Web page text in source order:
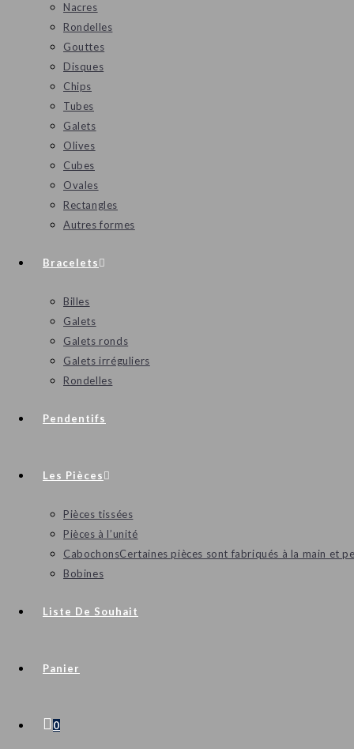
Nacres
Rondelles
Gouttes
Disques
Chips
Tubes
Galets
Olives
Cubes
Ovales
Rectangles
Autres formes
Bracelets
Billes
Galets
Galets ronds
Galets irréguliers
Rondelles
Pendentifs
Les Pièces
Pièces tissées
Pièces à l’unité
CabochonsCertaines pièces sont fabriqués à la main et
Bobines
Liste De Souhait
Panier
0